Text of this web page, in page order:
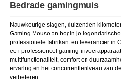
Bedrade gamingmuis
Nauwkeurige slagen, duizenden
Gaming Mouse en begin je
professionele fabrikant en leverancier in
een professioneel gaming-
multifunctionaliteit, comfort en
ervaring en het concurrentieniveau van
verbeteren.